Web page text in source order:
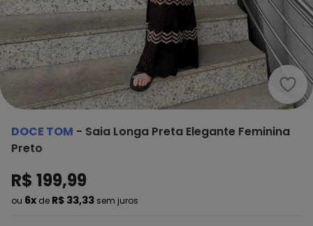
DOCE TOM - Saia Longa Preta Elegante Feminina
Preto
R$ 199,99
ou 6x de R$ 33,33 sem juros